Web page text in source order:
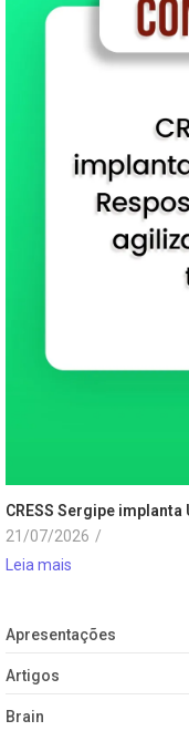
CRESS Sergipe
21/07/2026 /
Leia mais
Apresentações
Artigos
Brain